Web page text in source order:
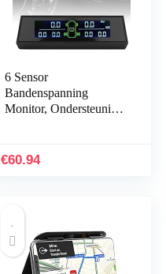
6 Sensor
Bandenspanning
Monitor, Ondersteuning
Ontwerp
€60.94